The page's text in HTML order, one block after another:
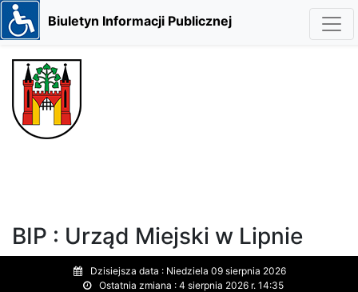
Biuletyn Informacji Publicznej
BIP : Urząd Miejski w Lipnie
Dzisiejsza data : Niedziela 09 sierpnia 2026
Ostatnia zmiana : 4 sierpnia 2026 r. 14:35